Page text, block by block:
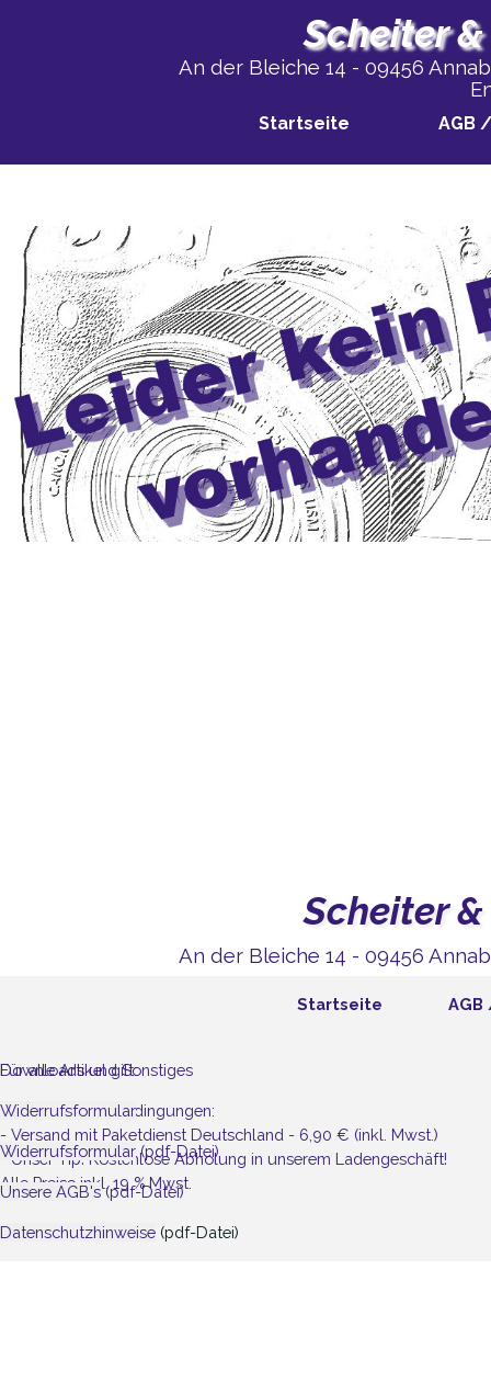
Scheiter
An der Bleiche 14 - 09456
Startseite AGB
Scheiter
An der Bleiche 14 - 09456
Startseite AGB
Downloads und Sonstiges
Widerrufsformular
Widerrufsformular (pdf-Datei)
Unsere AGB's(pdf-Datei)
Datenschutzhinweise (pdf-Datei)
Für alle Artikel gilt:
Unsere Versandbedingungen:
- Versand mit Paketdienst Deutschland - 6,90 € (inkl. Mwst.)
- Unser Tip! Kostenlose Abholung in unserem Ladengeschäft!
Alle Preise inkl. 19 % Mwst.